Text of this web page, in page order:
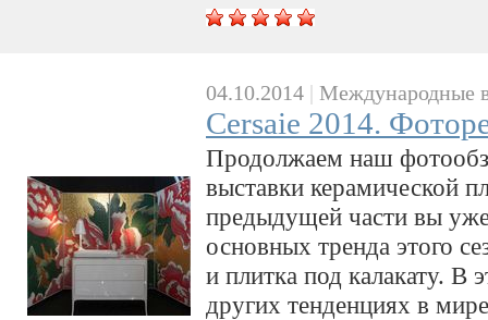
04.10.2014 | Международные
Cersaie 2014.
Продолжаем наш
выставки керамической
предыдущей части вы уже
основных тренда этого
и плитка под калакату. В
других тенденциях в